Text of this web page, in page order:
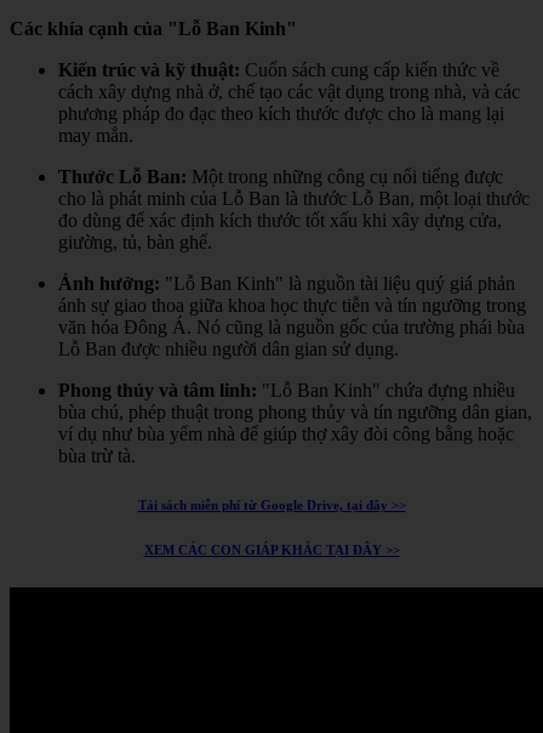
Các khía cạnh của "Lỗ Ban Kinh"
Kiến trúc và kỹ thuật: Cuốn sách cung cấp kiến thức về
cách xây dựng nhà ở, chế tạo các vật dụng trong nhà, và các
phương pháp đo đạc theo kích thước được cho là mang lại
may mắn.
Thước Lỗ Ban: Một trong những công cụ nổi tiếng được
cho là phát minh của Lỗ Ban là thước Lỗ Ban, một loại thước
đo dùng để xác định kích thước tốt xấu khi xây dựng cửa,
giường, tủ, bàn ghế.
Ảnh hưởng: "Lỗ Ban Kinh" là nguồn tài liệu quý giá phản
ánh sự giao thoa giữa khoa học thực tiễn và tín ngưỡng trong
văn hóa Đông Á. Nó cũng là nguồn gốc của trường phái bùa
Lỗ Ban được nhiều người dân gian sử dụng.
Phong thủy và tâm linh: "Lỗ Ban Kinh" chứa đựng nhiều
bùa chú, phép thuật trong phong thủy và tín ngưỡng dân gian,
ví dụ như bùa yểm nhà để giúp thợ xây đòi công bằng hoặc
bùa trừ tà.
Tải sách miễn phí từ Google Drive, tại đây >>
XEM CÁC CON GIÁP KHÁC TẠI ĐÂY >>